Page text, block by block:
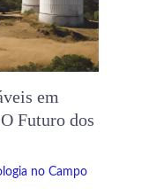
​​em
Futuro dos
no Campo